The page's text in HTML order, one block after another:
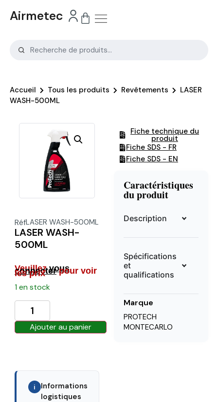
Airmetec
Accueil Tous les produits Revêtements
LASER
WASH-500ML
RéfLASER WASH-500ML
LASER WASH-
500ML
Veuillezvous
connecterpour voir
les prix
1 en stock
Ajouter au panier
i
Informations
logistiques
Fiche technique du
produit
Fiche SDS - FR
Fiche SDS - EN
Caractéristiques
du produit
Description
Spécifications
et
qualifications
Marque
PROTECH
MONTECARLO